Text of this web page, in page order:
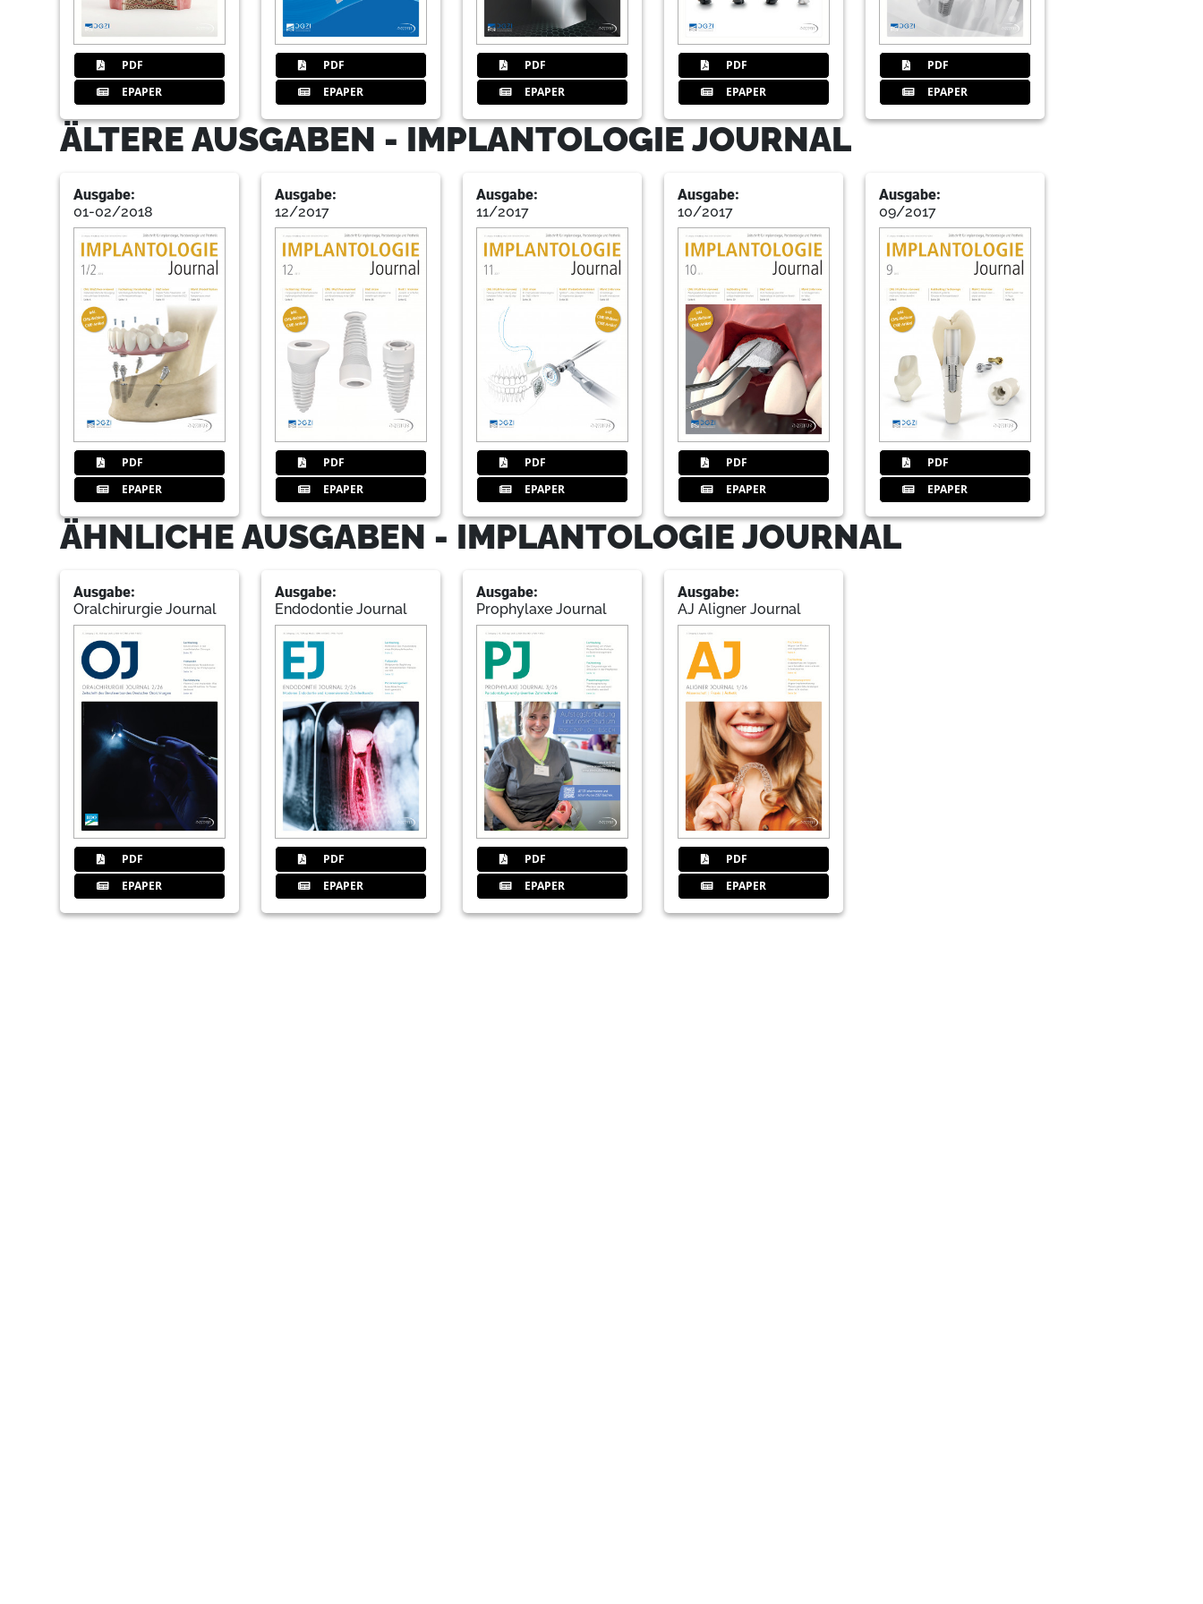
Festsitzende Totalprothetik ohne Zementieren und Verschrauben
Dr. Karl-Ludwig Ackermann, ZTM Gerhard Neuendorff, ZTM Janez Fiderschek
38Visions in Implantology – 1. Zukunftskongress für die zahnärztliche
Implantologie der DGZI
1. Zukunftskongress für die zahnärztliche Implantologie der DGZI
Dr. Georg Bach im Gespräch
Studiengruppen & Geburtstage
Redaktion
43Geistlich Biomaterials Vertriebs GmbH
44Produkte
Redaktion
49 W&H Deutschland GmbH | Laufen
51Acteon Germany GmbH
53Dentegris Deutschland GmbH
PDF
EPAPER
PDF
EPAPER
PDF
EPAPER
PDF
EPAPER
PDF
EPAPER
ÄLTERE AUSGABEN - IMPLANTOLOGIE JOURNAL
Ausgabe:
01-02/2018
PDF
EPAPER
Ausgabe:
12/2017
PDF
EPAPER
Ausgabe:
11/2017
PDF
EPAPER
Ausgabe:
10/2017
PDF
EPAPER
Ausgabe:
09/2017
PDF
EPAPER
ÄHNLICHE AUSGABEN - IMPLANTOLOGIE JOURNAL
Ausgabe:
Oralchirurgie Journal
PDF
EPAPER
Ausgabe:
Endodontie Journal
PDF
EPAPER
Ausgabe:
Prophylaxe Journal
PDF
EPAPER
Ausgabe:
AJ Aligner Journal
PDF
EPAPER